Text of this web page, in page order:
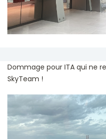
Dommage pour ITA qui ne
SkyTeam !